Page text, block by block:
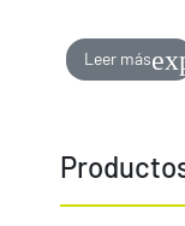
garantiza una
el material.
Bordes
Leer más